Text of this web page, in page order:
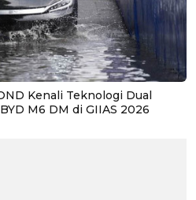
Kenali Teknologi Dual
M6 DM di GIIAS 2026